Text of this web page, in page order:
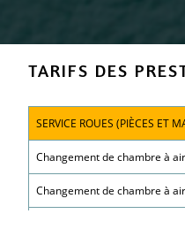
TARIFS DES
SERVICE ROUES (PIÈCES ET
Changement de chambre à air
Changement de chambre à